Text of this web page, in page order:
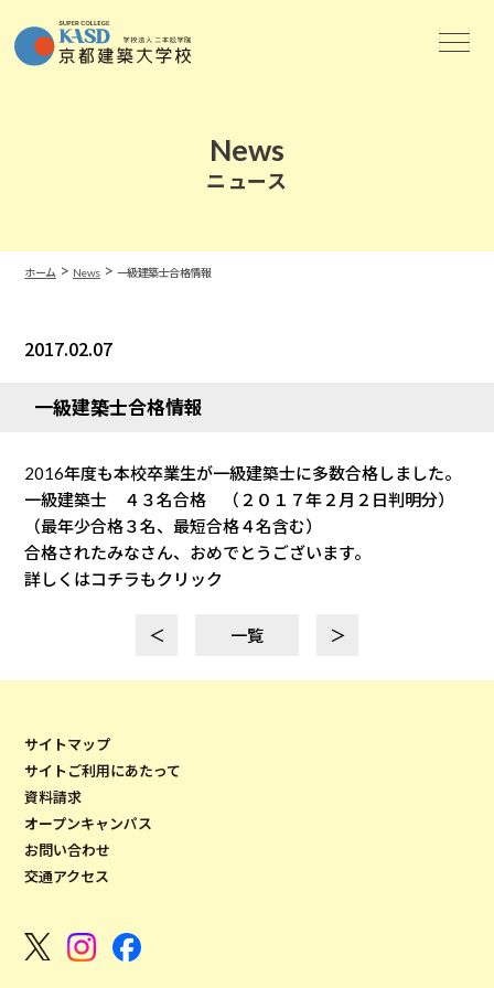
News
ニュース
ホーム > News> 一級建築士合格情報
2017.02.07
一級建築士合格情報
2016年度も本校卒業生が一級建築士に多数合格しました。
一級建築士 ４３名合格 （２０１７年２月２日判明分）
（最年少合格３名、最短合格４名含む）
合格されたみなさん、おめでとうございます。
詳しくはコチラもクリック
＜ 一覧 ＞
サイトマップ
サイトご利用にあたって
資料請求
オープンキャンパス
お問い合わせ
交通アクセス